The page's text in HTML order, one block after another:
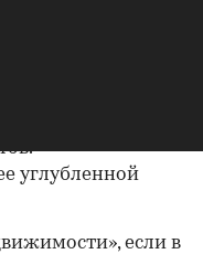
углубленной
если в